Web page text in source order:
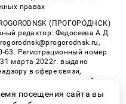
правах
(ПРОГОРОДНСК)
редактор: Федосеева А.Д.
63. Регистрационный номер
марта 2022г. выдано
в сфере связи,
массовых коммуникаций.
сайта 16+.
посещения сайта вы